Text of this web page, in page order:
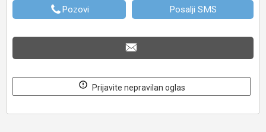
Pozovi Posalji SMS
Prijavite nepravilan oglas